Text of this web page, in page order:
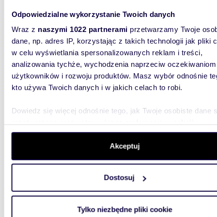
Odpowiedzialne wykorzystanie Twoich danych
Wraz z naszymi 1022 partnerami przetwarzamy Twoje
dane, np. adres IP, korzystając z takich technologii jak pliki
w celu wyświetlania spersonalizowanych reklam i treści,
analizowania tychże, wychodzenia naprzeciw oczekiwaniom
użytkowników i rozwoju produktów. Masz wybór odnośnie
kto używa Twoich danych i w jakich celach to robi.
Dowiedz się więcej odnośnie tego, jak Twoje osobiste dane
szczegółów. W Deklaracji plików cookie możesz zmienić
wycofać swoją zgodę w dowolnej chwili.
aby oferować funkcje społecznościowe i analizować ruch w
witrynie. Informacje o tym, jak korzystasz z naszej witryny,
analitycznym. Partnerzy mogą połączyć te informacje z
Akceptuj
Dostosuj
Tylko niezbędne pliki cookie
Na
Sprzedam działkę 2,4 ha z możliwością podziału i
1 632